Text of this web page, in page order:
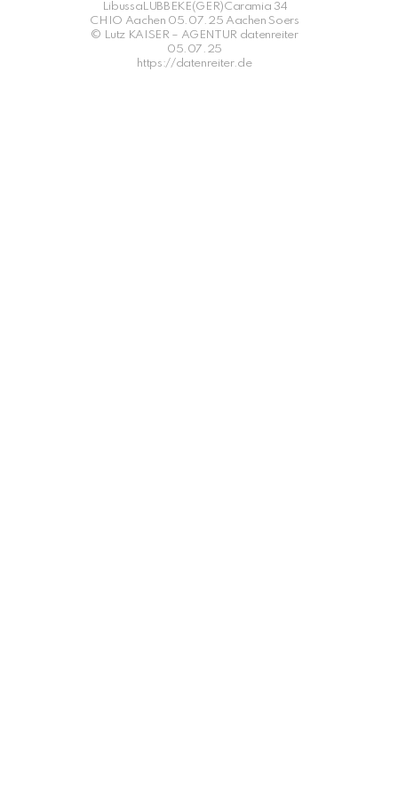
LibussaLÜBBEKE(GER)Caramia 34
CHIO Aachen 05.07.25 Aachen Soers
© Lutz KAISER – AGENTUR datenreiter
05.07.25
https://datenreiter.de